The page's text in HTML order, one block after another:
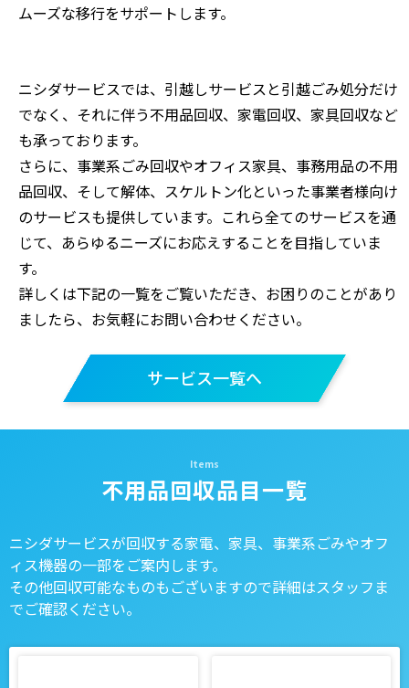
ムーズな移行をサポートします。
ニシダサービスでは、引越しサービスと引越ごみ処分だけ
でなく、それに伴う不用品回収、家電回収、家具回収など
も承っております。
さらに、事業系ごみ回収やオフィス家具、事務用品の不用
品回収、そして解体、スケルトン化といった事業者様向け
のサービスも提供しています。これら全てのサービスを通
じて、あらゆるニーズにお応えすることを目指していま
す。
詳しくは下記の一覧をご覧いただき、お困りのことがあり
ましたら、お気軽にお問い合わせください。
サービス一覧へ
不用品回収品目一覧
ニシダサービスが回収する家電、家具、事業系ごみやオフ
ィス機器の一部をご案内します。
その他回収可能なものもございますので詳細はスタッフま
でご確認ください。